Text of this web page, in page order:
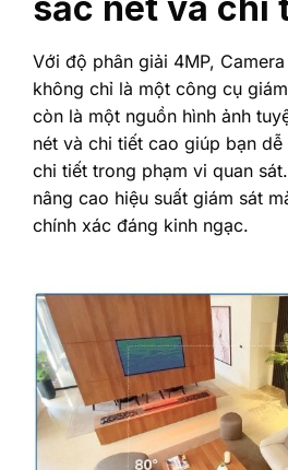
Với độ phân giải 4MP,
không chỉ là một công cụ
còn là một nguồn hình ảnh
nét và chi tiết cao giúp bạn
chi tiết trong phạm vi quan
nâng cao hiệu suất giám sát
chính xác đáng kinh ngạc.